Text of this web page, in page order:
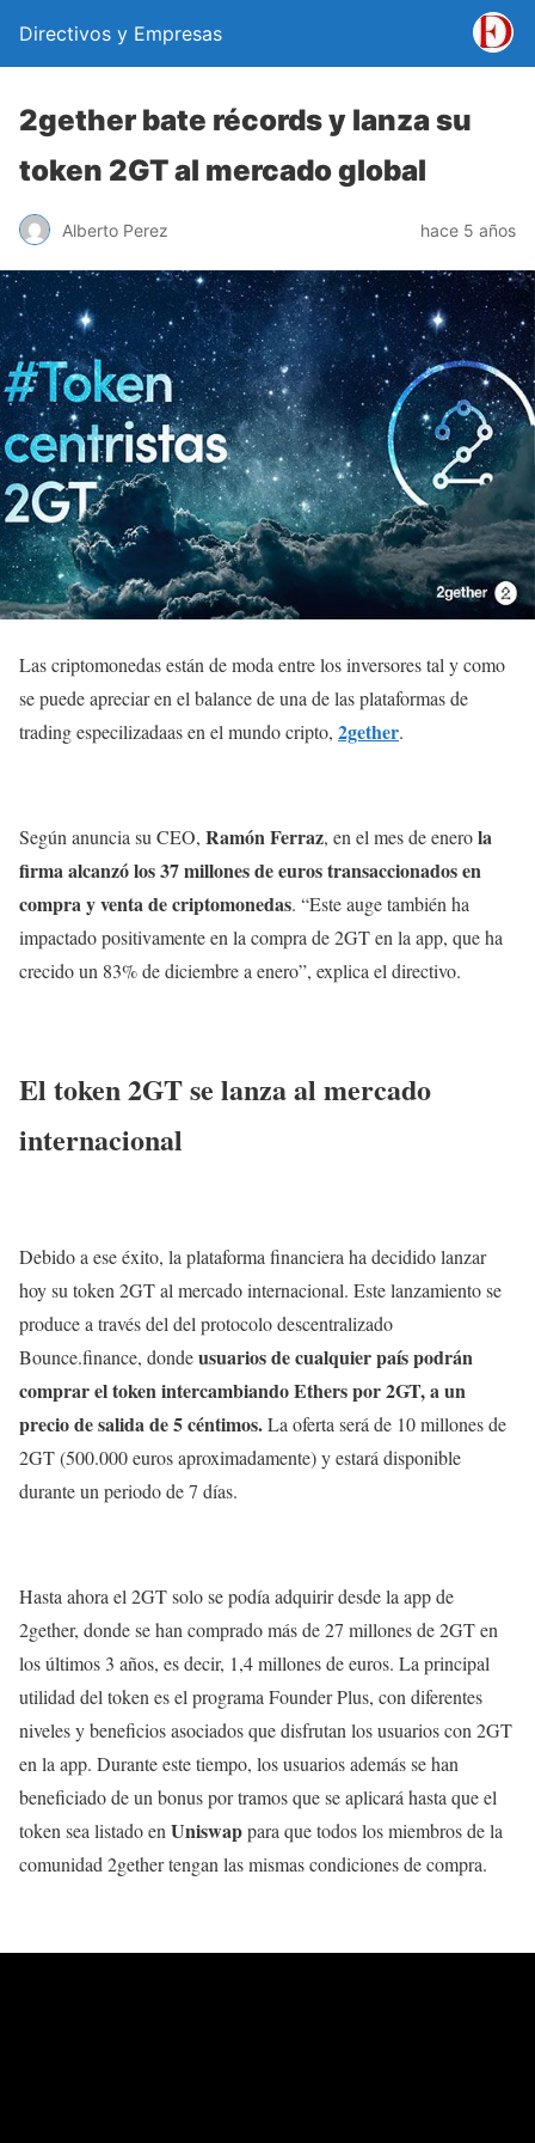
Directivos y Empresas
2gether bate récords y lanza su
token 2GT al mercado global
Alberto Perez hace 5 años
Las criptomonedas están de moda entre los inversores tal y como
se puede apreciar en el balance de una de las plataformas de
trading especilizadaas en el mundo cripto, 2gether.
Según anuncia su CEO, Ramón Ferraz, en el mes de enerola
firma alcanzó los 37 millones de euros transaccionados en
compra y venta de criptomonedas. “Este auge también ha
impactado positivamente en la compra de 2GT en la app, que ha
crecido un 83% de diciembre a enero”, explica el directivo.
El token 2GT se lanza al mercado
internacional
Debido a ese éxito, la plataforma financiera ha decidido lanzar
hoy su token 2GT al mercado internacional. Este lanzamiento se
produce a través del del protocolo descentralizado
Bounce.finance, dondeusuarios de cualquier país podrán
comprar el token intercambiando Ethers por 2GT, a un
precio de salida de 5 céntimos.La oferta será de 10 millones de
2GT (500.000 euros aproximadamente) y estará disponible
durante un periodo de 7 días.
Hasta ahora el 2GT solo se podía adquirir desde la app de
2gether, donde se han comprado más de 27 millones de 2GT en
los últimos 3 años, es decir, 1,4 millones de euros. La principal
utilidad del token es el programa Founder Plus, con diferentes
niveles y beneficios asociados que disfrutan los usuarios con 2GT
en la app. Durante este tiempo, los usuarios además se han
beneficiado de un bonus por tramos que se aplicará hasta que el
token sea listado enUniswappara que todos los miembros de la
comunidad 2gether tengan las mismas condiciones de compra.